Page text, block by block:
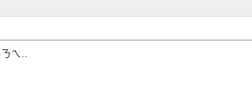
ㄟ..